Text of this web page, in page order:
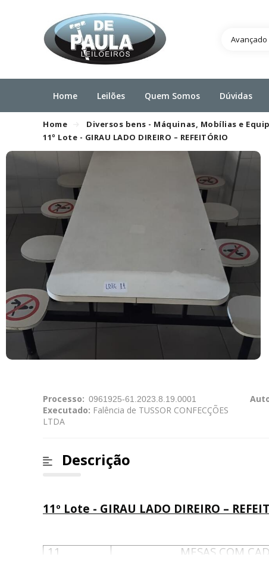
Avançado
Home Leilões Quem Somos Dúvidas
Home Diversos bens - Máquinas, Mobílias e
11º Lote - GIRAU LADO DIREIRO – REFEITÓRIO
Processo:
Executado: Falência de TUSSOR CONFECÇÕES
LTDA
Descrição
11º Lote - GIRAU LADO DIREIRO –
11
MESAS COM